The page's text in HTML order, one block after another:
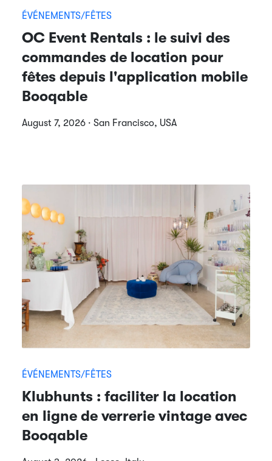
ÉVÉNEMENTS/FÊTES
OC Event Rentals : le suivi des
commandes de location pour
fêtes depuis l'application mobile
Booqable
August 7, 2026 · San Francisco, USA
ÉVÉNEMENTS/FÊTES
Klubhunts : faciliter la location
en ligne de verrerie vintage avec
Booqable